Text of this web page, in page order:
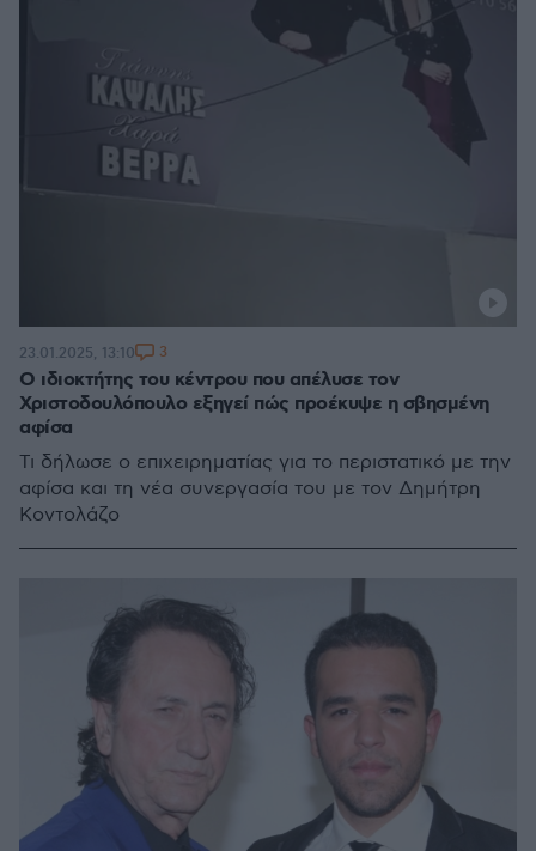
Ο ιδιοκτήτης του κέντρου που απέλυσε τον
Χριστοδουλόπουλο εξηγεί πώς προέκυψε η σβησμένη
αφίσα
Τι δήλωσε ο επιχειρηματίας για το περιστατικό με την
αφίσα και τη νέα συνεργασία του με τον Δημήτρη
Κοντολάζο
23.01.2025, 13:10 3